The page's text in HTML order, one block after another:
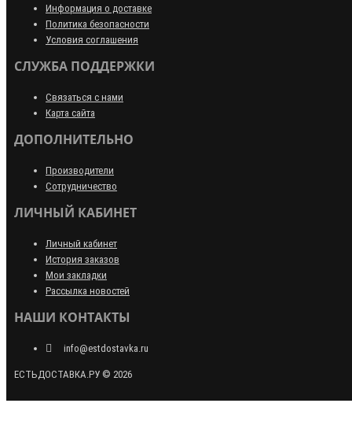
Информация о доставке
Политика безопасности
Условия соглашения
СЛУЖБА ПОДДЕРЖКИ
Связаться с нами
Карта сайта
ДОПОЛНИТЕЛЬНО
Производители
Сотрудничество
ЛИЧНЫЙ КАБИНЕТ
Личный кабинет
История заказов
Мои закладки
Рассылка новостей
НАШИ КОНТАКТЫ
info@estdostavka.ru
ЕСТЬДОСТАВКА.РУ © 2026